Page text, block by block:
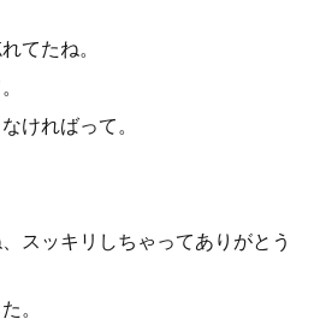
てたね。
ければって。
スッキリしちゃってありがとう
。